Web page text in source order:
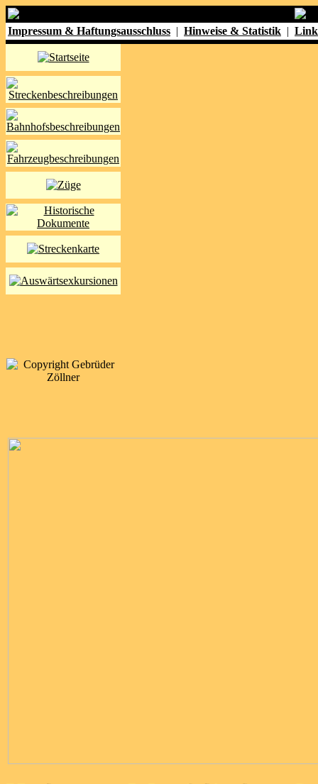
Impressum & Haftungsausschluss | Hinweise & Statistik |